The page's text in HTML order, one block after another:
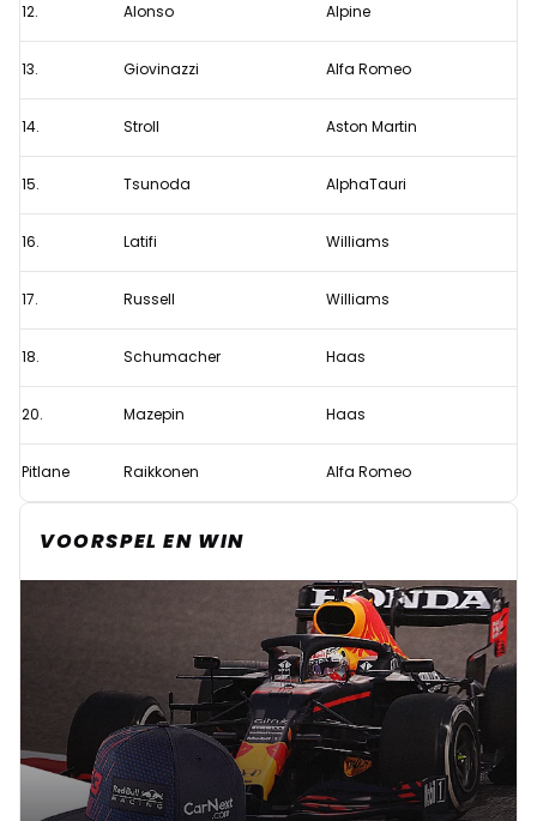
12. Alonso Alpine
13. Giovinazzi Alfa Romeo
14. Stroll Aston Martin
15. Tsunoda AlphaTauri
16. Latifi Williams
17. Russell Williams
18. Schumacher Haas
20. Mazepin Haas
Pitlane Raikkonen Alfa Romeo
VOORSPEL EN WIN